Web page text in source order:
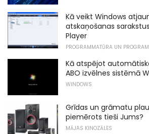
Kā veikt Windows
atskaņošanas
Player
PROGRAMMATŪRA UN
Kā atspējot
ABO izvēlnes sistēmā
WINDOWS
Grīdas un grāmatu
piemērots tieši Jums?
MĀJAS KINOZĀLES